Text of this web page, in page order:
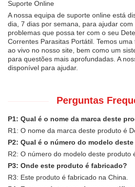
Suporte Online
A nossa equipa de suporte online está
dia, 7 dias por semana, para ajudar
problemas que possa ter com o seu
Correntes Parasitas Portátil. Temos
ao vivo no nosso site, bem como um
para questões mais aprofundadas. A
disponível para ajudar.
Perguntas
P1: Qual é o nome da marca deste
R1: O nome da marca deste produto é
P2: Qual é o número do modelo
R2: O número do modelo deste produto
P3: Onde este produto é fabricado?
R3: Este produto é fabricado na China.